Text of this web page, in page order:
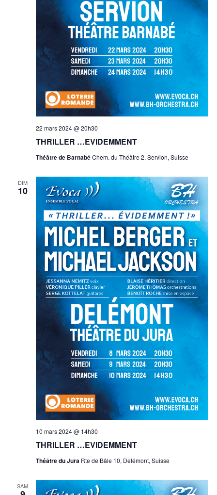
THRILLER …EVIDEMMENT
22 mars 2024 @ 20h30
Théâtre de BarnabéChem. du Théâtre 2, Servion, Suisse
DIM
10
THRILLER …EVIDEMMENT
10 mars 2024 @ 14h30
Théâtre du Jura Rte de Bâle 10, Delémont, Suisse
SAM